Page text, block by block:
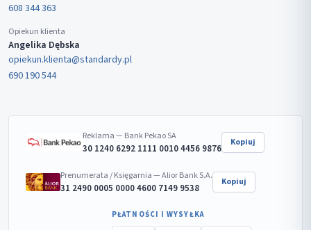
608 344 363
Opiekun klienta
Angelika Dębska
opiekun.klienta@standardy.pl
690 190 544
Reklama — Bank Pekao SA
30 1240 6292 1111 0010 4456 9876 Kopiuj
Prenumerata / Księgarnia — Alior Bank S.A.
31 2490 0005 0000 4600 7149 9538 Kopiuj
PŁATNOŚCI I WYSYŁKA